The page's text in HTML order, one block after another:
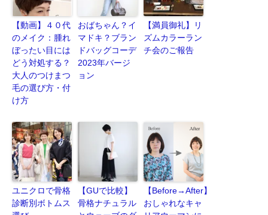
【動画】４０代
のメイク：腫れ
ぼったい目には
どう対処する？
大人のつけまつ
毛の選び方・付
け方
おばちゃん？イ
マドキ？ブラン
ドバッグコーデ
2023年バージ
ョン
【満員御礼】リ
ズムカラーラン
チ会のご報告
ユニクロで骨格
診断別ボトムス
【GUで比較】
骨格ナチュラル
【Before→After】
おしゃれなキャ